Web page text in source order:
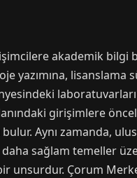
akademik
yazımına,
laboratuvarları
girişimlere
Aynı zamanda,
sağlam temeller
unsurdur. Çorum